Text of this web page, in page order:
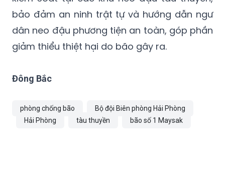
kiểm soát tại các khu neo đậu tàu thuyền,
bảo đảm an ninh trật tự và hướng dẫn ngư
dân neo đậu phương tiện an toàn, góp phần
giảm thiểu thiệt hại do bão gây ra.
Đông Bắc
phòng chống bão
Bộ đội Biên phòng Hải Phòng